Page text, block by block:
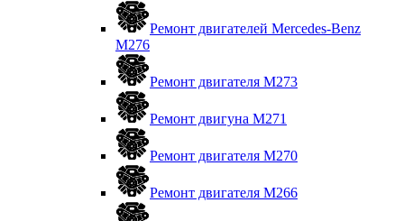
Ремонт двигателей Mercedes-Benz
M276
Ремонт двигателя М273
Ремонт двигуна М271
Ремонт двигателя М270
Ремонт двигателя М266